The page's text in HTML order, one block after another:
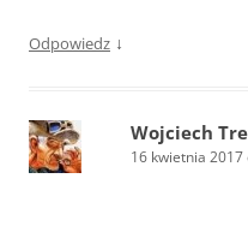
Odpowiedz ↓
Wojciech
16 kwietnia 2017